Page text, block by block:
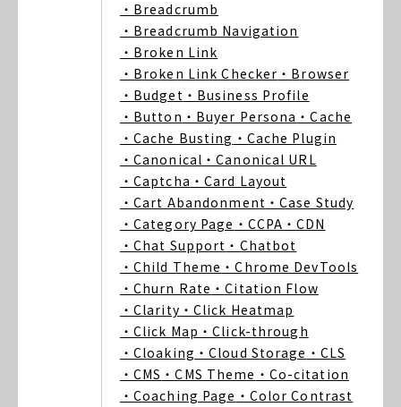
・Breadcrumb
・Breadcrumb Navigation
・Broken Link
・Broken Link Checker ・Browser
・Budget ・Business Profile
・Button ・Buyer Persona ・Cache
・Cache Busting ・Cache Plugin
・Canonical ・Canonical URL
・Captcha ・Card Layout
・Cart Abandonment ・Case Study
・Category Page ・CCPA ・CDN
・Chat Support ・Chatbot
・Child Theme ・Chrome DevTools
・Churn Rate ・Citation Flow
・Clarity ・Click Heatmap
・Click Map ・Click-through
・Cloaking ・Cloud Storage ・CLS
・CMS ・CMS Theme ・Co-citation
・Coaching Page ・Color Contrast